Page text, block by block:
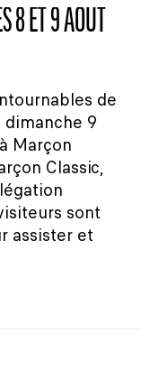
8 ET 9 AOÛT
de
dimanche 9
Marçon
Classic,
sont
assister et